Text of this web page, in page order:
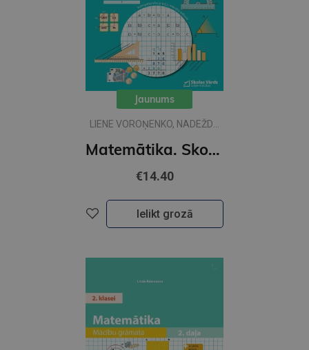
Jaunums
LIENE VOROŅENKO, NADEŽDA
Matemātika. Skolēna grāmata 4. klasei, 1. daļa
€14.40
Ielikt grozā